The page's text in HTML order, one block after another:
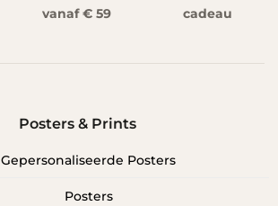
vanaf € 59
cadeau
Posters & Prints
Gepersonaliseerde Posters
Posters